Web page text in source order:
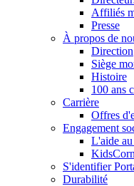
Affiliés
Presse
À propos de
Direction
Siège
Histoire
100 ans
Carrière
Offres
Engagement
L'aide
S'identifier
Durabilité